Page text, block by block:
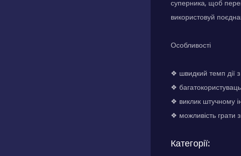
суперника, щоб
використовуй
Особливості
❖ швидкий темп дії
❖
❖ виклик штучному
❖ можливість грати
Категорії: